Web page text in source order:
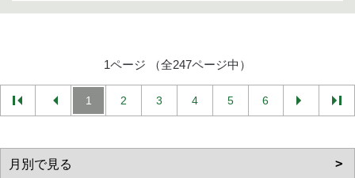
1ページ （全247ページ中）
1 2 3 4 5 6